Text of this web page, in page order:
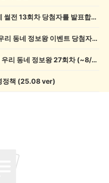
💰[당첨자 발표] 우리 동네 썰전 13회차 당첨자를 발표합니다!
💰[당첨자 발표] 26회차 우리 동네 정보왕 이벤트 당첨자를 발표합니다!
💸 전원 2,000캐시 지급! 우리 동네 정보왕 27회차 (~8/10)
정책 (25.08 ver)